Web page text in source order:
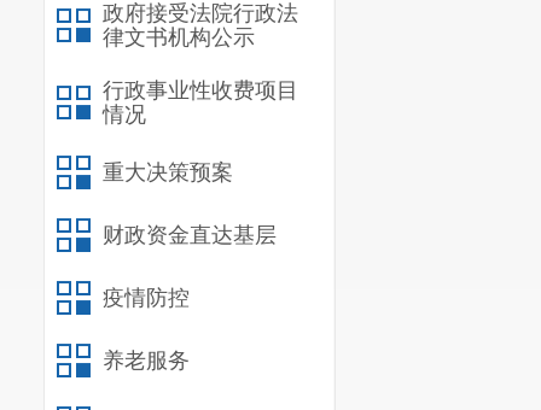
政府接受法院行政法
律文书机构公示
行政事业性收费项目
情况
重大决策预案
财政资金直达基层
疫情防控
养老服务